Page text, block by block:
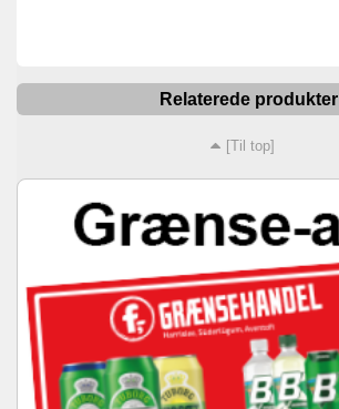
Relaterede produkter
[Til top]